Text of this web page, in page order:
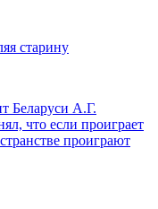
старину
Беларуси А.Г.
что если проиграет
проиграют